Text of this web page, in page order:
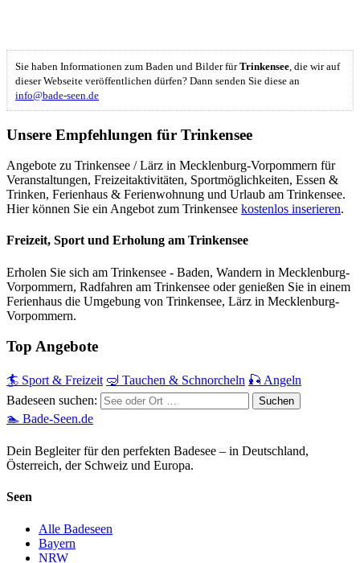
Sie haben Informationen zum Baden und Bilder fürTrinkensee , die wir auf
dieser Webseite veröffentlichen dürfen? Dann senden Sie diese an
info@bade-seen.de
Unsere Empfehlungen für Trinkensee
Angebote zu Trinkensee / Lärz in Mecklenburg-Vorpommern für
Veranstaltungen, Freizeitaktivitäten, Sportmöglichkeiten, Essen &
Trinken, Ferienhaus & Ferienwohnung und Urlaub am Trinkensee.
Hier können Sie ein Angebot zum Trinkensee kostenlos inserieren.
Freizeit, Sport und Erholung am Trinkensee
Erholen Sie sich am Trinkensee - Baden, Wandern in Mecklenburg-
Vorpommern, Radfahren am Trinkensee oder genießen Sie in einem
Ferienhaus die Umgebung von Trinkensee, Lärz in Mecklenburg-
Vorpommern.
Top Angebote
🏄 Sport & Freizeit 🤿 Tauchen & Schnorcheln 🎣 Angeln
Badeseen suchen:
🏊 Bade-Seen.de
Dein Begleiter für den perfekten Badesee – in Deutschland,
Österreich, der Schweiz und Europa.
Seen
Alle Badeseen
Bayern
NRW